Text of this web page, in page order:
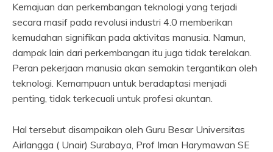
Kemajuan dan perkembangan teknologi yang terjadi
secara masif pada revolusi industri 4.0 memberikan
kemudahan signifikan pada aktivitas manusia. Namun,
dampak lain dari perkembangan itu juga tidak terelakan.
Peran pekerjaan manusia akan semakin tergantikan oleh
teknologi. Kemampuan untuk beradaptasi menjadi
penting, tidak terkecuali untuk profesi akuntan.
Hal tersebut disampaikan oleh Guru Besar Universitas
Airlangga ( Unair) Surabaya, Prof Iman Harymawan SE